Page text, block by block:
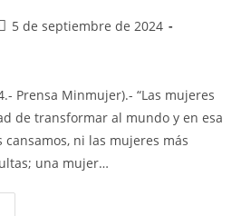
5 de septiembre de 2024
Prensa Minmujer).- “Las mujeres
de transformar al mundo y en esa
ni las mujeres más
una mujer…